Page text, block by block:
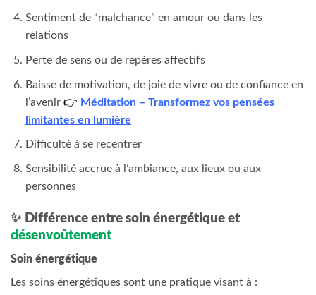
Sentiment de “malchance” en amour ou dans les
relations
Perte de sens ou de repères affectifs
Baisse de motivation, de joie de vivre ou de confiance en
l’avenir 👉 Méditation – Transformez vos pensées
limitantes en lumière
Difficulté à se recentrer
Sensibilité accrue à l’ambiance, aux lieux ou aux
personnes
✨ Différence entre soin énergétique et
désenvoûtement
Soin énergétique
Les soins énergétiques sont une pratique visant à :